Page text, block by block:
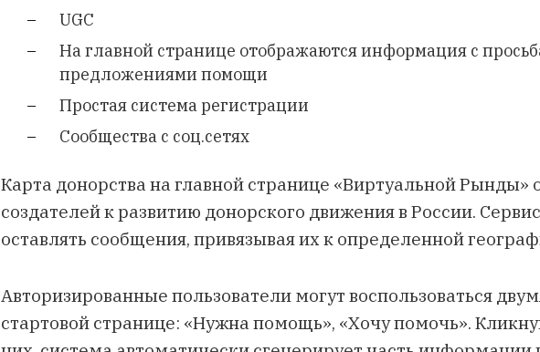
UGC
На главной странице отображаются информация с
предложениями помощи
Простая система регистрации
Сообщества с соц.сетях
Карта донорства на главной странице «Виртуальной Рынды»
создателей к развитию донорского движения в России.
оставлять сообщения, привязывая их к определенной
Авторизированные пользователи могут воспользоваться
стартовой странице: «Нужна помощь», «Хочу помочь».